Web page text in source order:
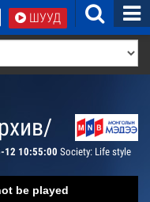
ШУУД
12 10:55:00 Society: Life style
be played